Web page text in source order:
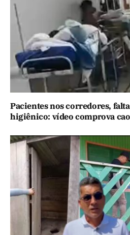
Pacientes nos corredores, falta
higiênico: vídeo comprova